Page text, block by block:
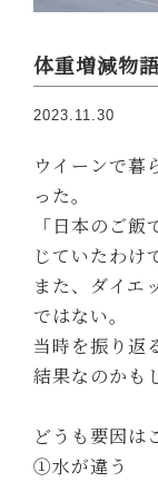
体重増減物語
2023.11.30
ウイーンで暮
った。
「日本のご
じていたわけ
また、ダイエ
ではない。
当時を振り返
結果なのかも
どうも要因は
①水が違う